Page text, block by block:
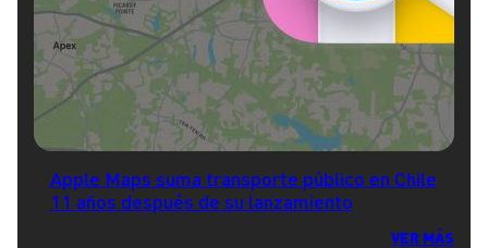
Apple Maps suma transporte público en Chile
11 años después de su lanzamiento
VER MÁS